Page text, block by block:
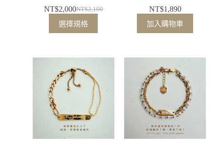
NT$2,100
NT$2,000
選擇規格
NT$1,890
加入購物車